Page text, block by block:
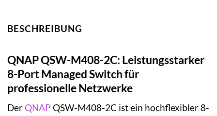
BESCHREIBUNG
QNAP QSW-M408-2C: Leistungsstarker
8-Port Managed Switch für
professionelle Netzwerke
Der QNAP QSW-M408-2C ist ein hochflexibler 8-